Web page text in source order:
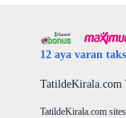
12 aya varan
TatildeKirala.com
TatildeKirala.com